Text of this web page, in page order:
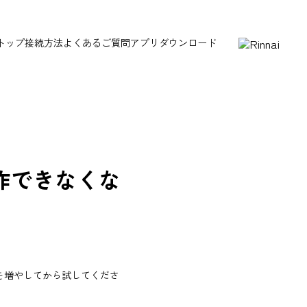
トップ接続方法よくあるご質問アプリダウンロード
できなくな
やしてから試してくださ